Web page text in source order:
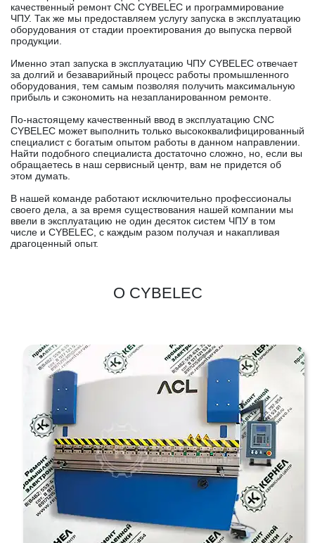
качественный ремонт CNC CYBELEC и программирование
ЧПУ. Так же мы предоставляем услугу запуска в эксплуатацию
оборудования от стадии проектирования до выпуска первой
продукции.
Именно этап запуска в эксплуатацию ЧПУ CYBELEC отвечает
за долгий и безаварийный процесс работы промышленного
оборудования, тем самым позволяя получить максимальную
прибыль и сэкономить на незапланированном ремонте.
По-настоящему качественный ввод в эксплуатацию CNC
CYBELEC может выполнить только высококвалифицированный
специалист с богатым опытом работы в данном направлении.
Найти подобного специалиста достаточно сложно, но, если вы
обращаетесь в наш сервисный центр, вам не придется об
этом думать.
В нашей команде работают исключительно профессионалы
своего дела, а за время существования нашей компании мы
ввели в эксплуатацию не один десяток систем ЧПУ в том
числе и CYBELEC, с каждым разом получая и накапливая
драгоценный опыт.
О CYBELEC